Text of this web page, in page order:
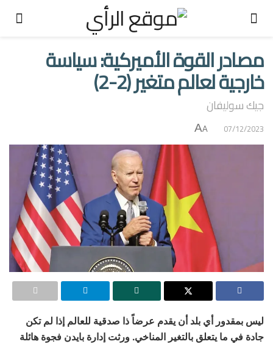
مصادر القوة الأميركية: سياسة
خارجية لعالم متغير (2-2)
جيك سوليفان
07/12/2023
A
A
ليس بمقدور أي بلد أن يقدم عرضاً ذا صدقية للعالم إذا لم تكن
جادة في ما يتعلق بالتغير المناخي. ورثت إدارة بايدن فجوة هائلة